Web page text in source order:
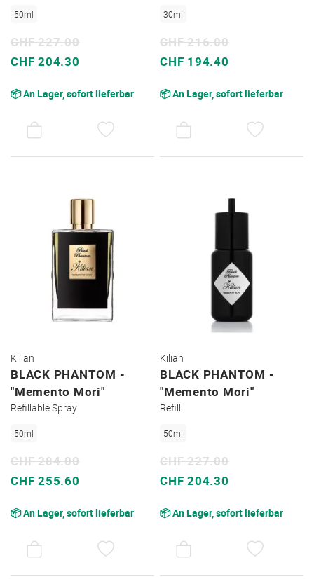
50ml
Sonderpreis
CHF 204.30
CHF 227.00
📦 An Lager, sofort lieferbar
30ml
Sonderpreis
CHF 194.40
CHF 216.00
📦 An Lager, sofort lieferbar
Kilian
BLACK PHANTOM -
"Memento Mori"
Refillable Spray
50ml
Sonderpreis
CHF 255.60
CHF 284.00
📦 An Lager, sofort lieferbar
Kilian
BLACK PHANTOM -
"Memento Mori"
Refill
50ml
Sonderpreis
CHF 204.30
CHF 227.00
📦 An Lager, sofort lieferbar